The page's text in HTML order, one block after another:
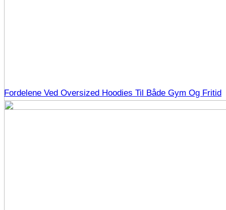
Fordelene Ved Oversized Hoodies Til Både Gym Og Fritid